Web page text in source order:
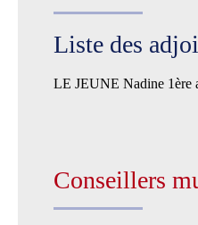
Liste des
LE JEUNE Nadine 1ère
Conseillers